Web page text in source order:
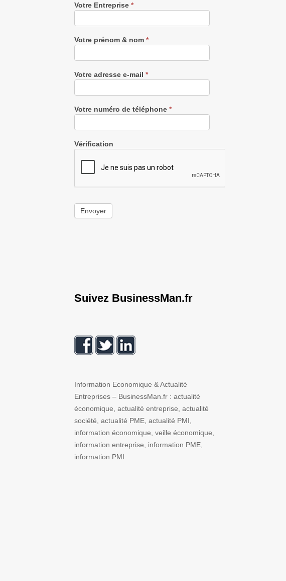
Recevez
notre
gratuitement
Votre Entreprise *
Votre prénom & nom *
Votre adresse e-mail *
Votre numéro de téléphone *
Vérification
Envoyer
Suivez BusinessMan.fr
Information Economique & Actualité
Entreprises – BusinessMan.fr : actualité
économique, actualité entreprise, actualité
société, actualité PME, actualité PMI,
information économique, veille économique,
information entreprise, information PME,
information PMI